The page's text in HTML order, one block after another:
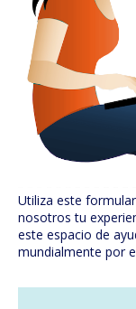
Utiliza este
nosotros tu
este espacio de
mundialmente por